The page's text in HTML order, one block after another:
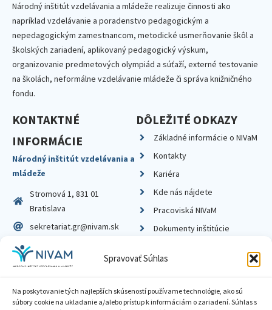
Spravovať Súhlas
Na poskytovanie tých najlepších skúseností používame technológie, ako sú
súbory cookie na ukladanie a/alebo prístup k informáciám o zariadení. Súhlas s
Národný inštitút vzdelávania a mládeže realizuje činnosti ako
napríklad vzdelávanie a poradenstvo pedagogickým a
nepedagogickým zamestnancom, metodické usmerňovanie škôl a
školských zariadení, aplikovaný pedagogický výskum,
organizovanie predmetových olympiád a súťaží, externé testovanie
na školách, neformálne vzdelávanie mládeže či správa knižničného
fondu.
KONTAKTNÉ
INFORMÁCIE
Národný inštitút vzdelávania a
mládeže
Stromová 1, 831 01
Bratislava
sekretariat.gr@nivam.sk
IČO: 00164348
DIČ: 2020798714
DÔLEŽITÉ ODKAZY
Základné informácie o NIVaM
Kontakty
Kariéra
Kde nás nájdete
Pracoviská NIVaM
Dokumenty inštitúcie